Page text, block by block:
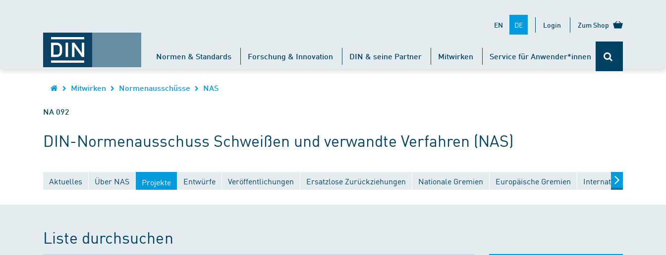
EN DE Login Zum Shop
Normen & Standards Forschung & Innovation DIN & seine Partner Mitwirken Service für Anwender*innen
Mitwirken Normenausschüsse NAS
NA 092
DIN-Normenausschuss Schweißen und verwandte Verfahren (NAS)
Aktuelles Über NAS Projekte Entwürfe Veröffentlichungen Ersatzlose Zurückziehungen Nationale Gremien Europäische Gremien Internationale Gremien
Liste durchsuchen